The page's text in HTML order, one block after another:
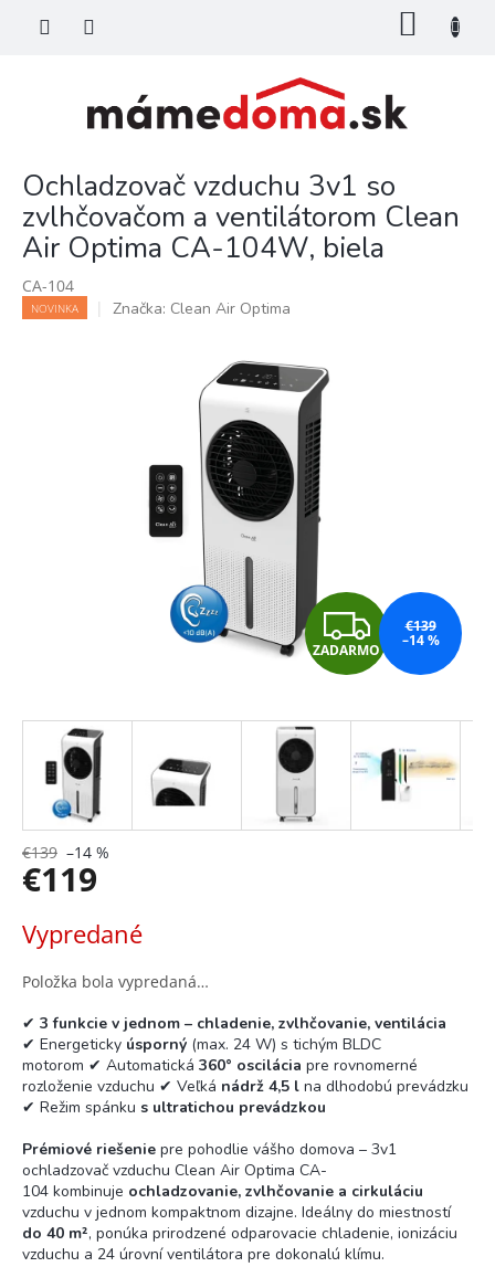
Ochladzovač vzduchu 3v1 so
zvlhčovačom a ventilátorom Clean
Air Optima CA-104W, biela
CA-104
NOVINKA Značka: Clean Air Optima
Z
A
D
A
R
ZADARMO
€139
–14 %
€139 –14 %
€119
cena:
Vypredané
Položka bola vypredaná…
✔ 3 funkcie v jednom – chladenie, zvlhčovanie, ventilácia
✔ Energeticky úsporný (max. 24 W) s tichým BLDC
motorom ✔ Automatická 360° oscilácia pre rovnomerné
rozloženie vzduchu ✔ Veľká nádrž 4,5 l na dlhodobú prevádzku
✔ Režim spánku s ultratichou prevádzkou
Prémiové riešenie pre pohodlie vášho domova – 3v1
ochladzovač vzduchu Clean Air Optima CA-
104 kombinuje ochladzovanie, zvlhčovanie a cirkuláciu
vzduchu v jednom kompaktnom dizajne. Ideálny do miestností
do 40 m², ponúka prirodzené odparovacie chladenie, ionizáciu
vzduchu a 24 úrovní ventilátora pre dokonalú klímu.